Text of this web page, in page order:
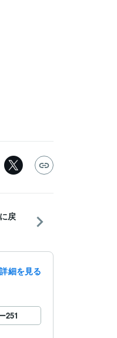
戻
細を見る
251